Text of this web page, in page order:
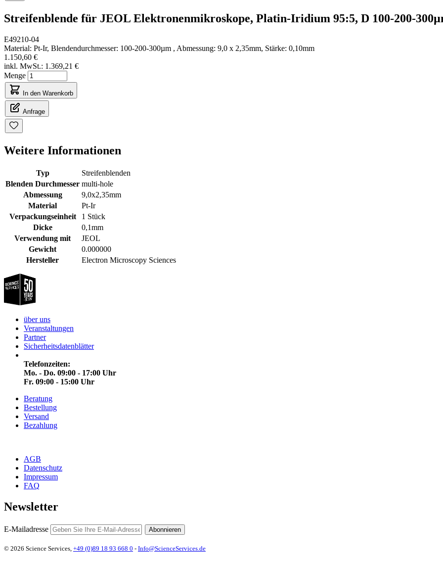
Streifenblende für JEOL Elektronenmikroskope, Platin-Iridium 95:5, D 100-200-
E49210-04
Material: Pt-Ir, Blendendurchmesser: 100-200-300µm , Abmessung: 9,0 x 2,35mm, Stärke: 0,10mm
1.150,60 €
inkl. MwSt.: 1.369,21 €
Menge
In den Warenkorb
Anfrage
Weitere Informationen
Typ
Streifenblenden
Blenden Durchmesser multi-hole
Abmessung
9,0x2,35mm
Material
Pt-Ir
Verpackungseinheit
1 Stück
Dicke
0,1mm
Verwendung mit
JEOL
Gewicht
0.000000
Hersteller
Electron Microscopy Sciences
über uns
Veranstaltungen
Partner
Sicherheitsdatenblätter
Telefonzeiten:
Mo. - Do. 09:00 - 17:00 Uhr
Fr. 09:00 - 15:00 Uhr
Beratung
Bestellung
Versand
Bezahlung
AGB
Datenschutz
Impressum
FAQ
Newsletter
E-Mailadresse Abonnieren
© 2026 Science Services, +49 (0)89 18 93 668 0 - Info@ScienceServices.de